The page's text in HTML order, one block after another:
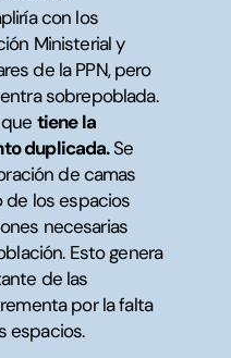
con los
Ministerial y
de la PPN, pero
sobrepoblada.
tiene la
duplicada.Se
de camas
de los espacios
necesarias
Esto genera
de las
por la falta
espacios.